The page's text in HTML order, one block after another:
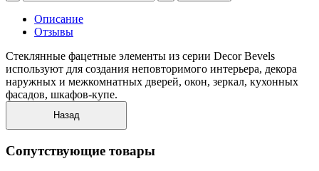
Описание
Отзывы
Стеклянные фацетные элементы из серии Decor Bevels
используют для создания неповторимого интерьера, декора
наружных и межкомнатных дверей, окон, зеркал, кухонных
фасадов, шкафов-купе.
Сопутствующие товары